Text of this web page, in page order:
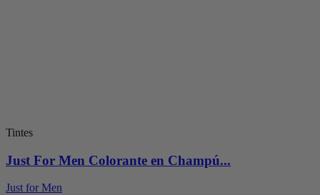
Tintes
Just For Men Colorante en Champú...
Just for Men